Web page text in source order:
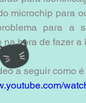
microchip para
para a
na hora de fazer a
a seguir como